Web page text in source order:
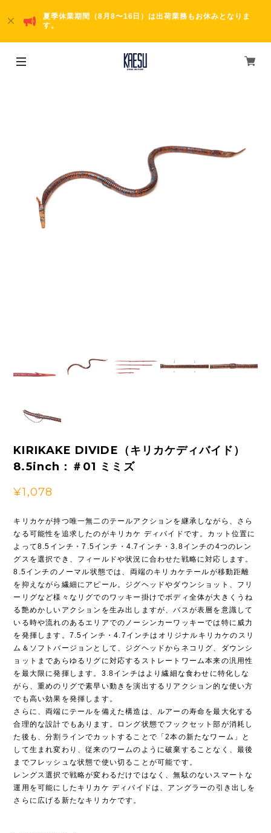
夏季休業期間（8月8〜16日）は出荷業務もお休みとなりま
す。
KIRIKAKE DIVIDE（キリカケディバイド）
8.5inch：＃01 ミミズ
¥1,078
キリカケが持つ唯一無二のテールアクションを継承しながら、さら
なる可能性を追求したのがキリカケ ディバイドです。カット位置に
よって8.5インチ・7.5インチ・4.7インチ・3.8インチの4つのレン
グスを選択でき、フィールドや状況に合わせた戦略に対応します。
8.5インチのノーマル状態では、両端のキリカケテールが移動距離
を抑えながら繊細にアピール。ジグヘッドやダウンショット、フリ
ーリグなど様々なリグでのワッキー掛けでボディ全体が大きくうね
る艶めかしいアクションを生み出しますが、バスが表層を意識して
いる時や流れのあるエリアでのノーシンカーワッキーでは特に威力
を発揮します。7.5インチ・4.7インチはオリジナルキリカケのスリ
ム＆ソフトバージョンとして、ジグヘッドからネコリグ、ダウンシ
ョットまであらゆるリグに対応するストレートワーム本来の汎用性
を最大限に発揮します。3.8インチはより繊細な食わせに特化しな
がら、重めのリグで素早い動きを演出するリアクション的な使い方
でも高い効果を発揮します。
さらに、両端にテールを備えた構造は、ルアーの寿命を最大化する
合理的な設計でもあります。ロング状態でフックセット部が消耗し
た後も、分割ラインでカットすることで「2本の新たなワーム」と
して生まれ変わり、従来のワームのように破棄することなく、最後
までフレッシュな状態で使い切ることが可能です。
レングス選択で戦略が変わるだけではなく、無駄のないスマートな
運用を可能にしたキリカケ ディバイドは、アングラーの引き出しを
さらに広げる新たなキリカケです。